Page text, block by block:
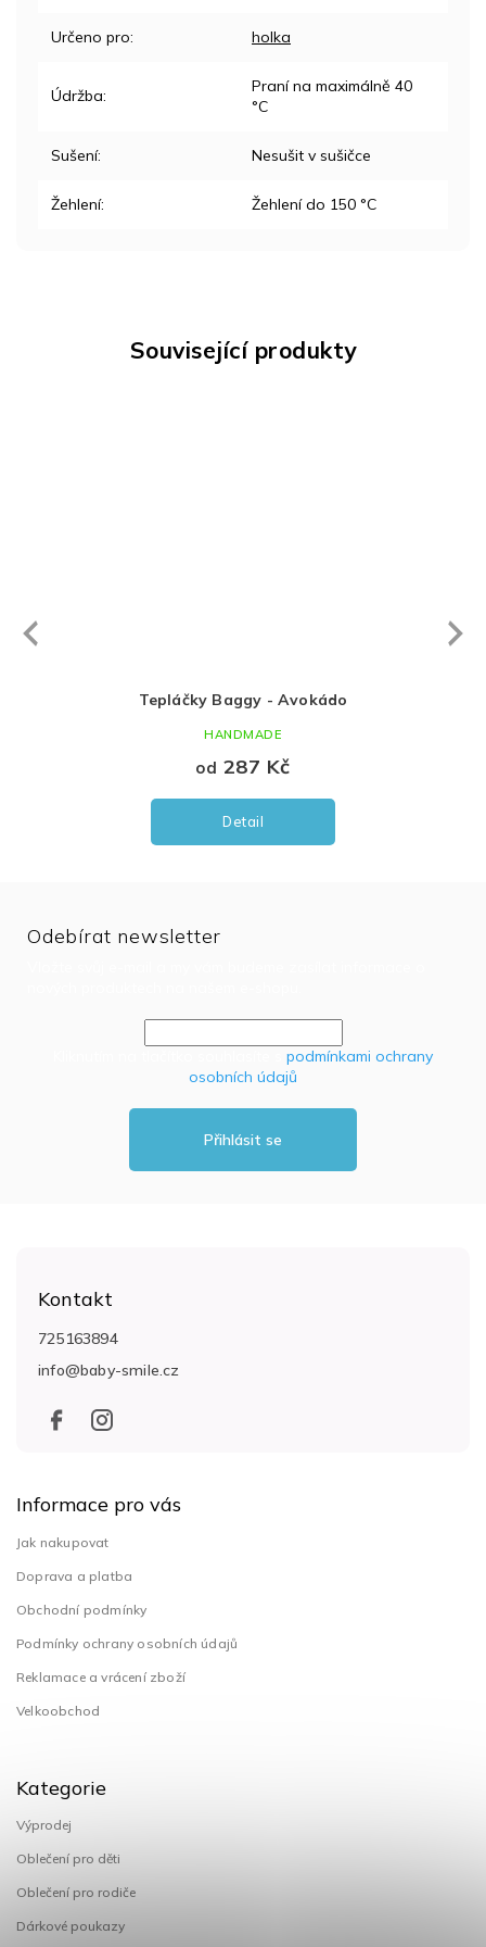
Související produkty
Tepláčky Baggy - Avokádo
287 Kč
Detail
HANDMADE
Next
Určeno pro: holka
Údržba:
Praní na maximálně 40
°C
Sušení: Nesušit v sušičce
Žehlení: Žehlení do 150 °C
Odebírat newsletter
podmínkami ochrany
osobních údajů
Přihlásit se
Kontakt
info@baby-smile.cz
725163894
Informace pro vás
Jak nakupovat
Doprava a platba
Obchodní podmínky
Podmínky ochrany osobních údajů
Reklamace a vrácení zboží
Velkoobchod
Kategorie
Výprodej
Oblečení pro děti
Oblečení pro rodiče
Dárkové poukazy